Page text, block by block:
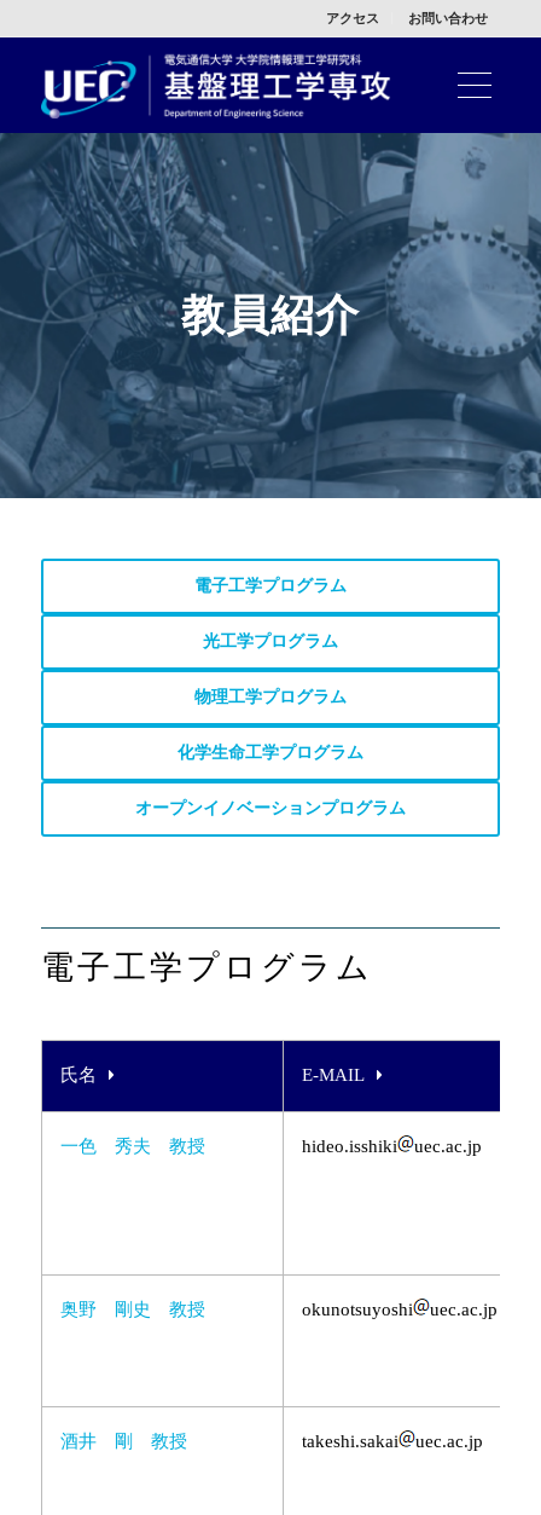
アクセス お問い合わせ
教員紹介
電子工学プログラム
光工学プログラム
物理工学プログラム
化学生命工学プログラム
オープンイノベーションプログラム
電子工学プログラム
氏名 E-MAIL
一色 秀夫 教授 hideo.isshiki uec.ac.jp
奥野 剛史 教授 okunotsuyoshi uec.ac.jp
酒井 剛 教授 takeshi.sakai uec.ac.jp